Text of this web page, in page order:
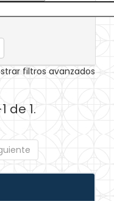
filtros avanzados
de 1.